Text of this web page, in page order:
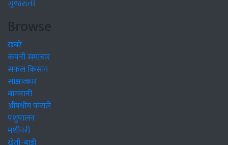
ગુજરાતી
Browse
खबरें
कंपनी समाचार
सफल किसान
साक्षात्कार
बागवानी
औषधीय फसलें
पशुपालन
मशीनरी